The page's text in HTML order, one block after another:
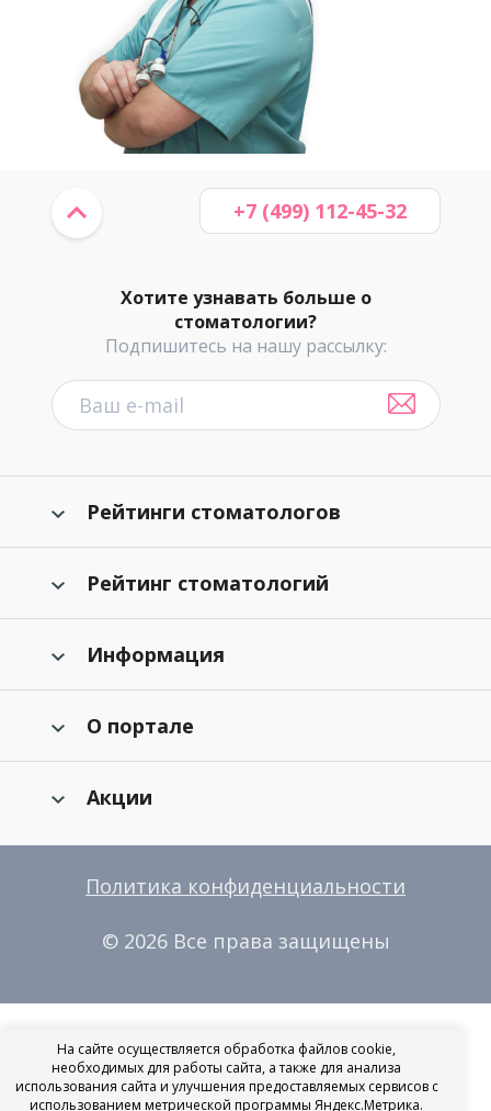
Хотите узнавать больше о
стоматологии?
Подпишитесь на нашу рассылку:
+7 (499) 112-45-32
Рейтинги стоматологов
Рейтинг стоматологий
Информация
О портале
Акции
Политика конфиденциальности
© 2026 Все права защищены
На сайте осуществляется обработка файлов cookie,
необходимых для работы сайта, а также для анализа
использования сайта и улучшения предоставляемых сервисов с
использованием метрической программы Яндекс.Метрика.